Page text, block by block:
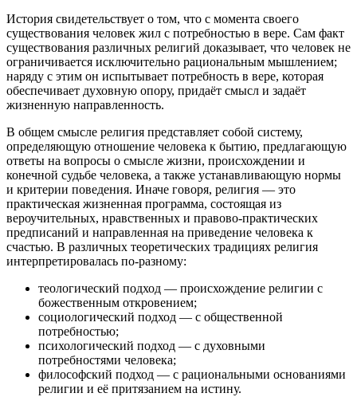
История свидетельствует о том, что с момента своего
существования человек жил с потребностью в вере. Сам факт
существования различных религий доказывает, что человек не
ограничивается исключительно рациональным мышлением;
наряду с этим он испытывает потребность в вере, которая
обеспечивает духовную опору, придаёт смысл и задаёт
жизненную направленность.
В общем смысле религия представляет собой систему,
определяющую отношение человека к бытию, предлагающую
ответы на вопросы о смысле жизни, происхождении и
конечной судьбе человека, а также устанавливающую нормы
и критерии поведения. Иначе говоря, религия — это
практическая жизненная программа, состоящая из
вероучительных, нравственных и правово-практических
предписаний и направленная на приведение человека к
счастью. В различных теоретических традициях религия
интерпретировалась по-разному:
теологический подход — происхождение религии с
божественным откровением;
социологический подход — с общественной
потребностью;
психологический подход — с духовными
потребностями человека;
философский подход — с рациональными основаниями
религии и её притязанием на истину.